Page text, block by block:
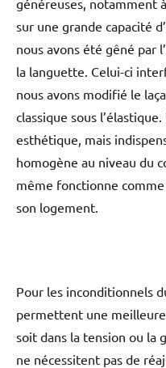
sur une grande capacité
nous avons été gêné par
la languette. Celui-ci
nous avons modifié le
classique sous
esthétique, mais
homogène au niveau du
même fonctionne
son logement.
Pour les inconditionnels
permettent une
soit dans la tension ou la
ne nécessitent pas de